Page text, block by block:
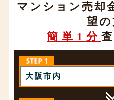
マンション売却
望
簡単1分